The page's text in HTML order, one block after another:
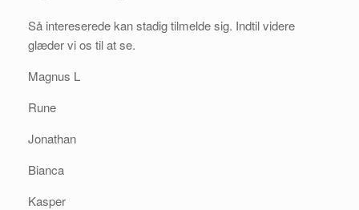
Så intereserede kan stadig tilmelde sig. Indtil videre
glæder vi os til at se.
Magnus L
Rune
Jonathan
Bianca
Kasper